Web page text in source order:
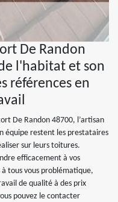
De Randon
l'habitat et son
références en
De Randon 48700, l’artisan
équipe restent les prestataires
sur leurs toitures.
efficacement à vos
tous vous problématique,
de qualité à des prix
pouvez le contacter